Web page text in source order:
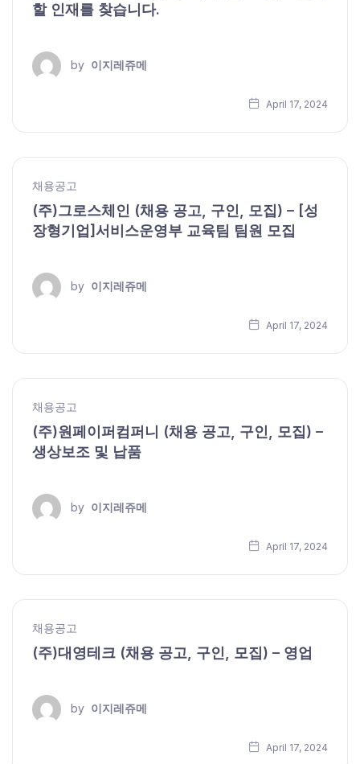
할 인재를 찾습니다.
by 이지레쥬메
April 17, 2024
채용공고
(주)그로스체인 (채용 공고, 구인, 모집) – [성
장형기업]서비스운영부 교육팀 팀원 모집
by 이지레쥬메
April 17, 2024
채용공고
(주)원페이퍼컴퍼니 (채용 공고, 구인, 모집) –
생상보조 및 납품
by 이지레쥬메
April 17, 2024
채용공고
(주)대영테크 (채용 공고, 구인, 모집) – 영업
by 이지레쥬메
April 17, 2024